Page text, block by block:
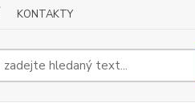
KONTAKTY